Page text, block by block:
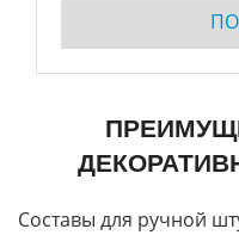
Составы для ручной